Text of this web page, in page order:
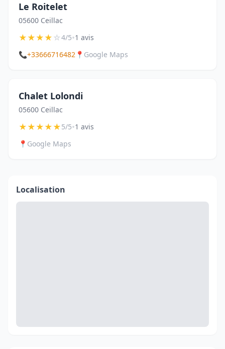
Le Roitelet
05600 Ceillac
★★★★☆4/5•1 avis
📞+33666716482 📍 Google Maps
Chalet Lolondi
05600 Ceillac
★★★★★5/5•1 avis
📍 Google Maps
Localisation